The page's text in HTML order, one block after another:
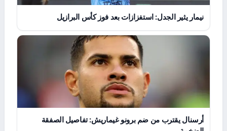
نيمار يثير الجدل: استفزازات بعد فوز كأس البرازيل
أرسنال يقترب من ضم برونو غيماريش: تفاصيل الصفقة